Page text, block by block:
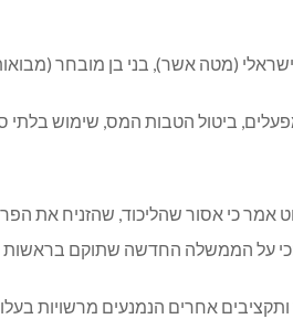
(מטה אשר), בני בן מובחר
ביטול הטבות המס, שימוש
כי אסור שהליכוד, שהזניח את
וכי על הממשלה החדשה שתוקם בראשות
אחרים הנמנעים מרשויות